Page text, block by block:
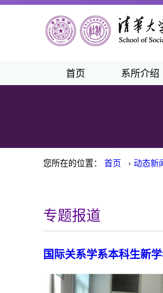
首页 系所介绍
您所在的位置： 首页 › 动态新
专题报道
国际关系学系本科生新